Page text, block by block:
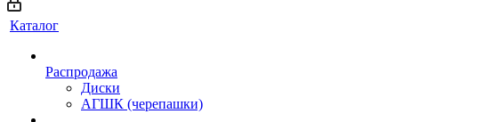
Каталог
Распродажа
Диски
АГШК (черепашки)